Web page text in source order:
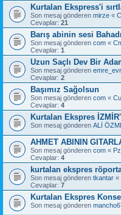
Kurtalan Ekspress'i
Son mesaj gönderen mirze «
Cevaplar: 21
Barış abinin sesi
Son mesaj gönderen com «
Cevaplar: 1
Uzun Saçlı Dev Bir
Son mesaj gönderen
Cevaplar: 2
Başımız Sağolsun
Son mesaj gönderen com «
Cevaplar: 4
Kurtalan Ekspres
Son mesaj gönderen ALİ
AHMET ABININ
Son mesaj gönderen com «
Cevaplar: 4
kurtalan ekspres
Son mesaj gönderen tkantar «
Cevaplar: 7
Kurtalan Ekspres
Son mesaj gönderen